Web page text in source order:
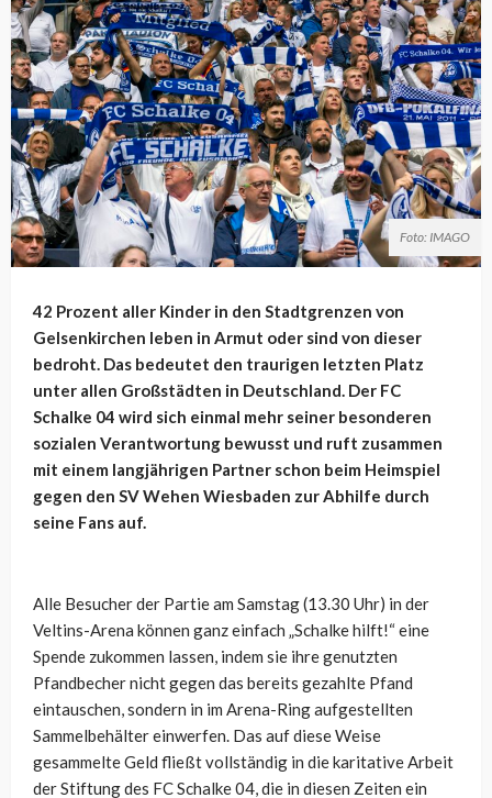
Foto: IMAGO
42 Prozent aller Kinder in den Stadtgrenzen von
Gelsenkirchen leben in Armut oder sind von dieser
bedroht. Das bedeutet den traurigen letzten Platz
unter allen Großstädten in Deutschland. Der FC
Schalke 04 wird sich einmal mehr seiner besonderen
sozialen Verantwortung bewusst und ruft zusammen
mit einem langjährigen Partner schon beim Heimspiel
gegen den SV Wehen Wiesbaden zur Abhilfe durch
seine Fans auf.
Alle Besucher der Partie am Samstag (13.30 Uhr) in der
Veltins-Arena können ganz einfach „Schalke hilft!“ eine
Spende zukommen lassen, indem sie ihre genutzten
Pfandbecher nicht gegen das bereits gezahlte Pfand
eintauschen, sondern in im Arena-Ring aufgestellten
Sammelbehälter einwerfen. Das auf diese Weise
gesammelte Geld fließt vollständig in die karitative Arbeit
der Stiftung des FC Schalke 04, die in diesen Zeiten ein